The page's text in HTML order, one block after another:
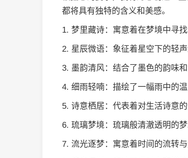
都将具有独特的含义和美感。
1. 梦里藏诗：寓意着在梦境中寻找
2. 星辰微语：象征着星空下的轻
3. 墨韵清风：结合了墨色的韵味
4. 细雨轻喃：描绘了一幅雨中的
5. 诗意栖居：代表着对生活诗意的
6. 琉璃梦境：琉璃般清澈透明的
7. 流光逐梦：寓意着时间的流转与